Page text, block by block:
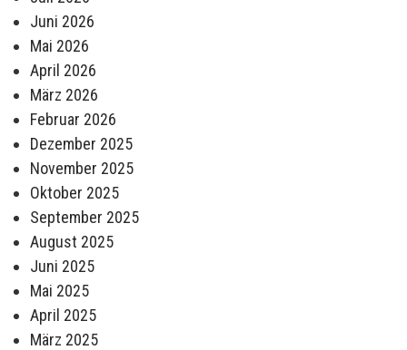
Juni 2026
Mai 2026
April 2026
März 2026
Februar 2026
Dezember 2025
November 2025
Oktober 2025
September 2025
August 2025
Juni 2025
Mai 2025
April 2025
März 2025